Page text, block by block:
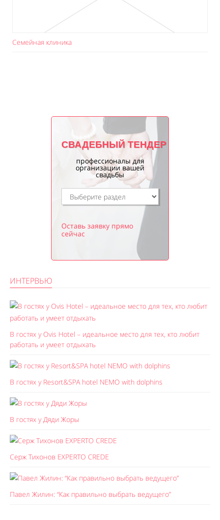
Семейная клиника
СВАДЕБНЫЙ ТЕНДЕР
профессионалы для
организации вашей
свадьбы
Оставь заявку прямо
сейчас
ИНТЕРВЬЮ
В гостях у Ovis Hotel – идеальное место для тех, кто любит
работать и умеет отдыхать
В гостях у Resort&SPA hotel NEMO with dolphins
В гостях у Дяди Жоры
Серж Тихонов EXPERTO CREDE
Павел Жилин: “Как правильно выбрать ведущего”